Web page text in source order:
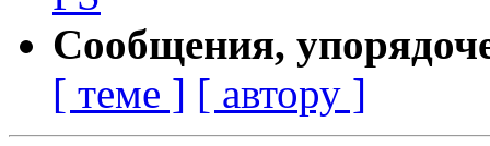
Сообщения,
[ теме ] [ автору ]